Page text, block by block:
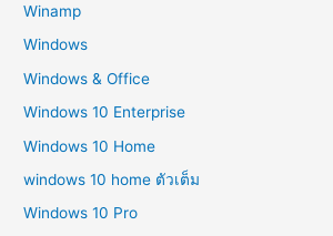
Winamp
Windows
Windows & Office
Windows 10 Enterprise
Windows 10 Home
windows 10 home ตัวเต็ม
Windows 10 Pro